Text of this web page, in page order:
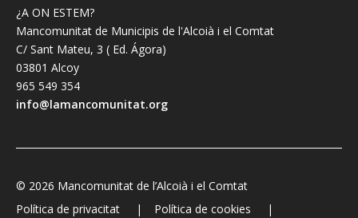
¿A ON ESTEM?
Mancomunitat de Municipis de l'Alcoià i el Comtat
C/ Sant Mateu, 3 ( Ed. Ágora)
03801 Alcoy
965 549 354
info@lamancomunitat.org
© 2026 Mancomunitat de l’Alcoià i el Comtat
Política de privacitat
Política de cookies